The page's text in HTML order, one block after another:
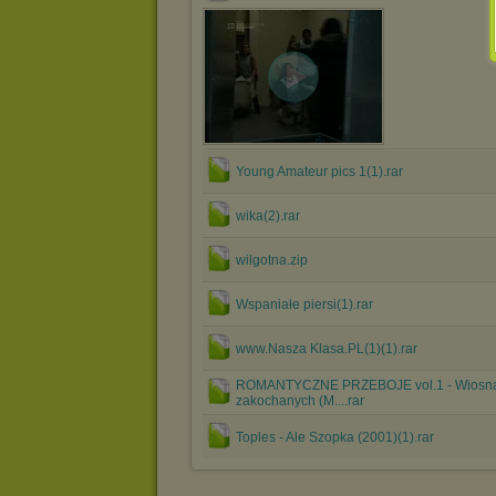
Young Amateur pics 1(1).rar
wika(2).rar
wilgotna.zip
Wspaniałe piersi(1).rar
www.Nasza Klasa.PL(1)(1).rar
ROMANTYCZNE PRZEBOJE vol.1 -
zakochanych (M....rar
Toples - Ale Szopka (2001)(1).rar